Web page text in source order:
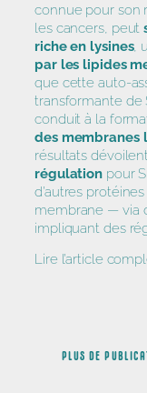
connue pour son
les cancers, peut
riche en lysines,
par les lipides
que cette auto-
transformante de
conduit à la
des membranes
résultats
régulation pour
d’autres
membrane — via
impliquant des
Lire l’article
PLUS DE